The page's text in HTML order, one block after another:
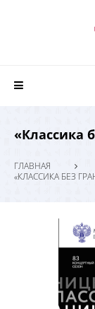
«Классика
ГЛАВНАЯ
«КЛАССИКА БЕЗ